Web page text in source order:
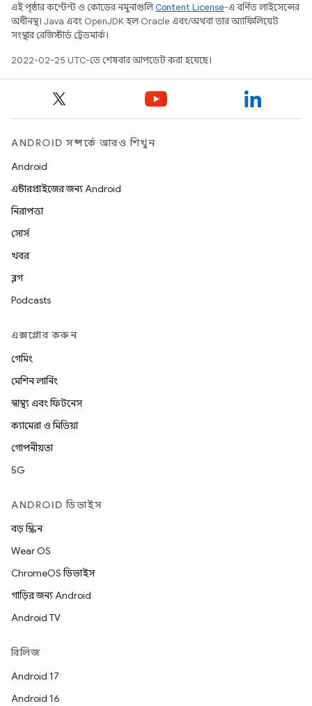
এই পৃষ্ঠার কন্টেন্ট ও কোডের নমুনাগুলিContent License-এ বর্ণিত লাইসেন্সের
অধীনস্থ। Java এবং OpenJDK হল Oracle এবং/অথবা তার অ্যাফিলিয়েট
সংস্থার রেজিস্টার্ড ট্রেডমার্ক।
2022-02-25 UTC-তে শেষবার আপডেট করা হয়েছে।
ANDROID সম্পর্কে আরও শিখুন
Android
এন্টারপ্রাইজের জন্য Android
নিরাপত্তা
সোর্স
খবর
ব্লগ
Podcasts
এক্সপ্লোর করুন
গেমিং
মেশিন লার্নিং
স্বাস্থ্য এবং ফিটনেস
ক্যামেরা ও মিডিয়া
গোপনীয়তা
5G
ANDROID ডিভাইস
বড় স্ক্রিন
Wear OS
ChromeOS ডিভাইস
গাড়ির জন্য Android
Android TV
রিলিজ
Android 17
Android 16